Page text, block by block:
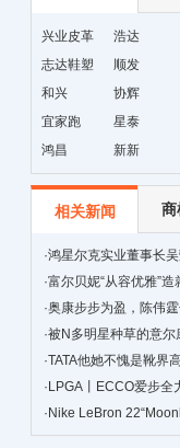
兴业皮革 浩达
志达鞋塑
顺发
和兴
协辉
宜家跑
星泰
鸿昌
新新
相关新闻 商
·鸿星尔克实业董事长
路”
·富尔贝妮“从容优雅”
·奥康步步为盈，陈伟
·被N多明星种草的意尔
·TATA他她不愧是靴界
· LPGA丨ECCO爱步全
· Nike LeBron